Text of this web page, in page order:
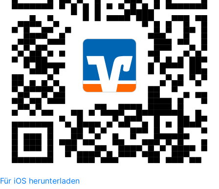
Für iOS herunterladen